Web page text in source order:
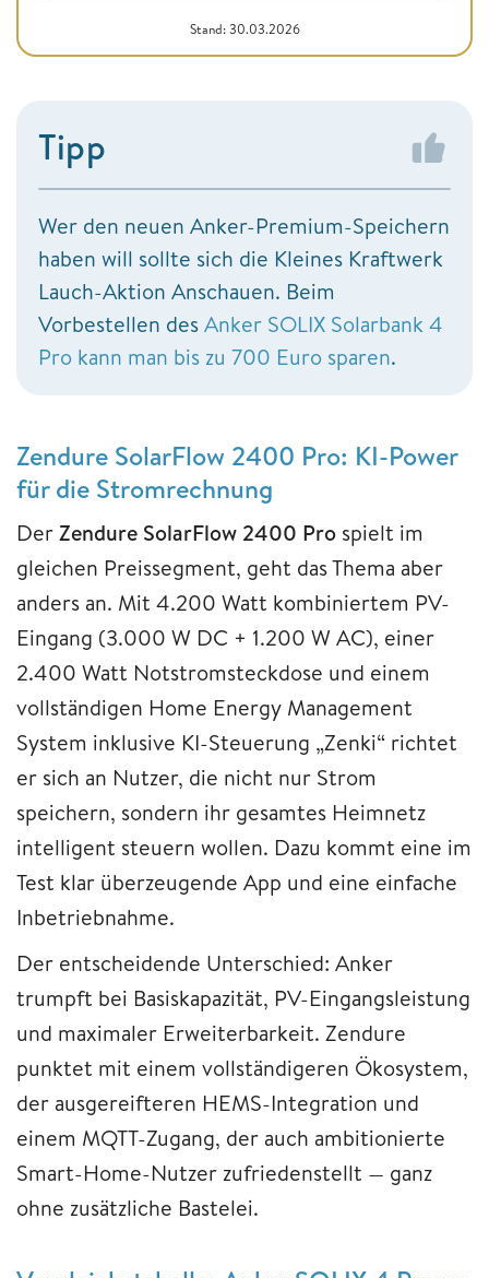
Stand: 30.03.2026
Tipp
Wer den neuen Anker-Premium-Speichern
haben will sollte sich die Kleines Kraftwerk
Lauch-Aktion Anschauen. Beim
Vorbestellen desAnker SOLIX Solarbank 4
Pro kann man bis zu 700 Euro sparen.
Zendure SolarFlow 2400 Pro: KI-Power
für die Stromrechnung
DerZendure SolarFlow 2400 Pro spielt im
gleichen Preissegment, geht das Thema aber
anders an. Mit 4.200 Watt kombiniertem PV-
Eingang (3.000 W DC + 1.200 W AC), einer
2.400 Watt Notstromsteckdose und einem
vollständigen Home Energy Management
System inklusive KI-Steuerung „Zenki“ richtet
er sich an Nutzer, die nicht nur Strom
speichern, sondern ihr gesamtes Heimnetz
intelligent steuern wollen. Dazu kommt eine im
Test klar überzeugende App und eine einfache
Inbetriebnahme.
Der entscheidende Unterschied: Anker
trumpft bei Basiskapazität, PV-Eingangsleistung
und maximaler Erweiterbarkeit. Zendure
punktet mit einem vollständigeren Ökosystem,
der ausgereifteren HEMS-Integration und
einem MQTT-Zugang, der auch ambitionierte
Smart-Home-Nutzer zufriedenstellt — ganz
ohne zusätzliche Bastelei.